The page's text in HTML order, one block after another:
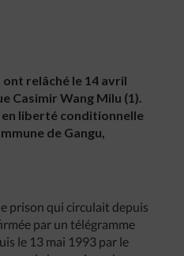
relâché le 14 avril
Casimir Wang Milu (1).
en liberté conditionnelle
de Gangu,
prison qui circulait depuis
par un télégramme
le 13 mai 1993 par le